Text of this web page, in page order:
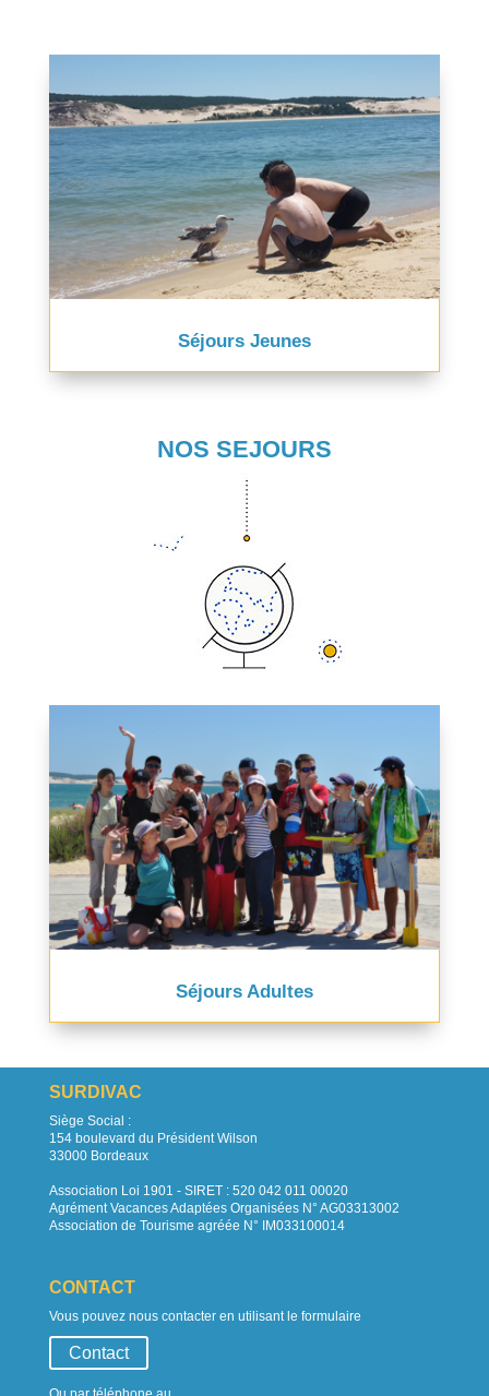
Séjours Jeunes
NOS SEJOURS
Séjours Adultes
SURDIVAC
Siège Social :
154 boulevard du Président Wilson
33000 Bordeaux
Association Loi 1901 - SIRET : 520 042 011 00020
Agrément Vacances Adaptées Organisées N° AG03313002
Association de Tourisme agréée N° IM033100014
CONTACT
Vous pouvez nous contacter en utilisant le formulaire
Contact